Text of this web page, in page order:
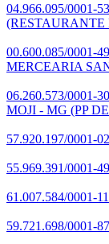
04.966.095/0001-53
00.600.085/0001-49
MERCEARIA
06.260.573/0001-30
MOJI - MG (PP
57.920.197/0001-02
55.969.391/0001-49
61.007.584/0001-11
59.721.698/0001-87